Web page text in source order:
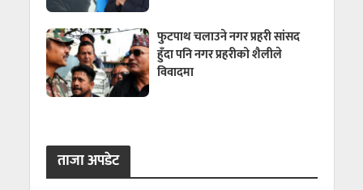
फुटपाथ चलाउने नगर प्रहरी सांसद
हुँदा पनि नगर प्रहरीको शैलीले
विवादमा
ताजा अपडेट